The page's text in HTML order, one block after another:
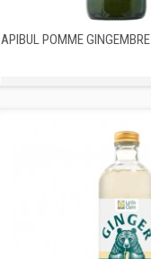
APIBUL POMME GINGEMBRE